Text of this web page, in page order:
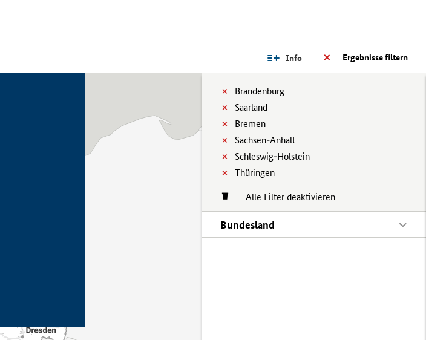
Ergebnisse filtern
Info
Brandenburg
Saarland
Bremen
Sachsen-Anhalt
Schleswig-Holstein
Thüringen
Alle Filter deaktivieren
Bundesland